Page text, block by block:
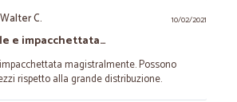
10/02/2021
Walter C.
e impacchettata…
magistralmente. Possono
rispetto alla grande distribuzione.